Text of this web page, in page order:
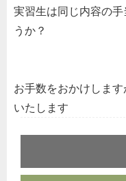
実習生は同じ内容の
うか？
お手数をおかけしま
いたします